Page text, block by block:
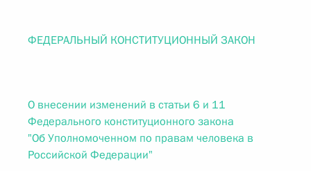
ФЕДЕРАЛЬНЫЙ КОНСТИТУЦИОННЫЙ ЗАКОН
О внесении изменений в статьи 6 и 11
Федерального конституционного закона
"Об Уполномоченном по правам человека в
Российской Федерации"